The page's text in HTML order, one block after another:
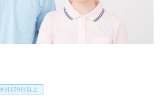
日120日以上